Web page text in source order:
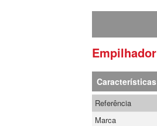
Características
Referência
Marca